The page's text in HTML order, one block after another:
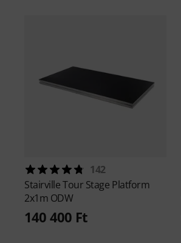
142
StairvilleTour Stage Platform
2x1m ODW
140 400 Ft